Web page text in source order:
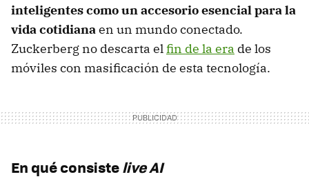
inteligentes como un accesorio esencial para la
vida cotidianaen un mundo conectado.
Zuckerberg no descarta elfin de la era de los
móviles con masificación de esta tecnología.
En qué consistelive AI